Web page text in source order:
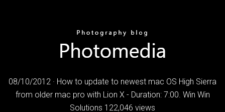
08/10/2012 · How to update to newest mac OS High Sierra
from older mac pro with Lion X - Duration: 7:00. Win Win
Solutions 122,046 views